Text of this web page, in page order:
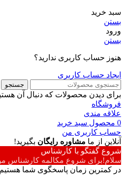
سبد خرید
بستن
ورود
بستن
هنوز حساب کاربری ندارید؟
ایجاد حساب کاربری
جستجو
برای دیدن محصولات که دنبال آن
فروشگاه
علاقه مندی
0 محصول سبد خرید
حساب کاربری من
آنلاین از ما مشاوره رایگان بگیرید!
شروع گفتگو با کارشناس
سلام!برای شروع مکالمه کارشناس
در کمترین زمان پاسخگوی شما هستیم